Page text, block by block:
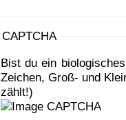
CAPTCHA
Bist du ein
Zeichen, Groß- und
zählt!)